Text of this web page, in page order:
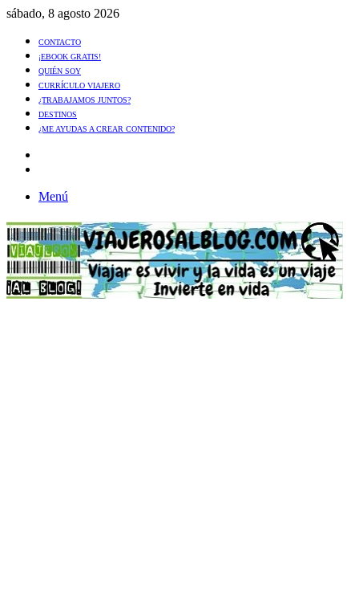
sábado, 8 agosto 2026
CONTACTO
¡EBOOK GRATIS!
QUIÉN SOY
CURRÍCULO VIAJERO
¿TRABAJAMOS JUNTOS?
DESTINOS
¿ME AYUDAS A CREAR CONTENIDO?
Menú